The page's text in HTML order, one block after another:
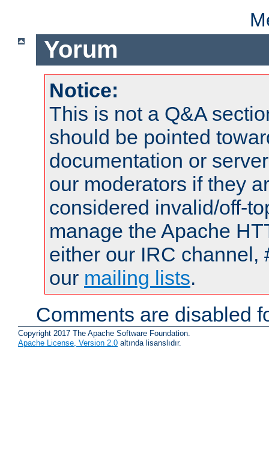
Yorum
Notice:
This is not a Q&A
should be pointed
documentation or
our moderators if they
considered invalid/off-
manage the Apache
either our IRC channel,
our mailing lists.
Comments are disabled
Copyright 2017 The Apache Software Foundation.
Apache License, Version 2.0 altında lisanslıdır.